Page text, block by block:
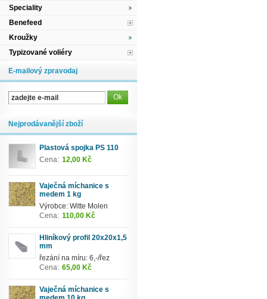
Speciality
Benefeed
Kroužky
Typizované voliéry
E-mailový zpravodaj
Nejprodávanější zboží
Plastová spojka PS 110
Cena: 12,00 Kč
Vaječná míchanice s
medem 1 kg
Výrobce: Witte Molen
Cena: 110,00 Kč
Hliníkový profil 20x20x1,5
mm
řezání na míru: 6,-/řez
Cena: 65,00 Kč
Vaječná míchanice s